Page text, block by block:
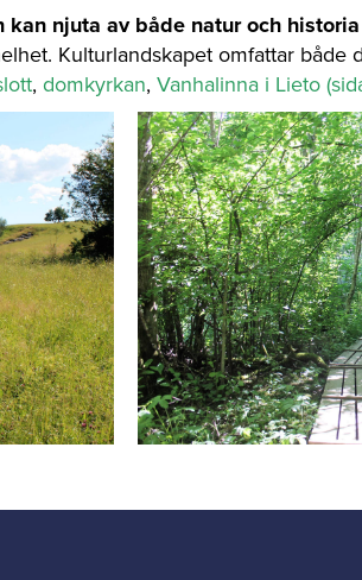
njuta av både natur och
Kulturlandskapet omfattar
, domkyrkan, Vanhalinna i Lieto